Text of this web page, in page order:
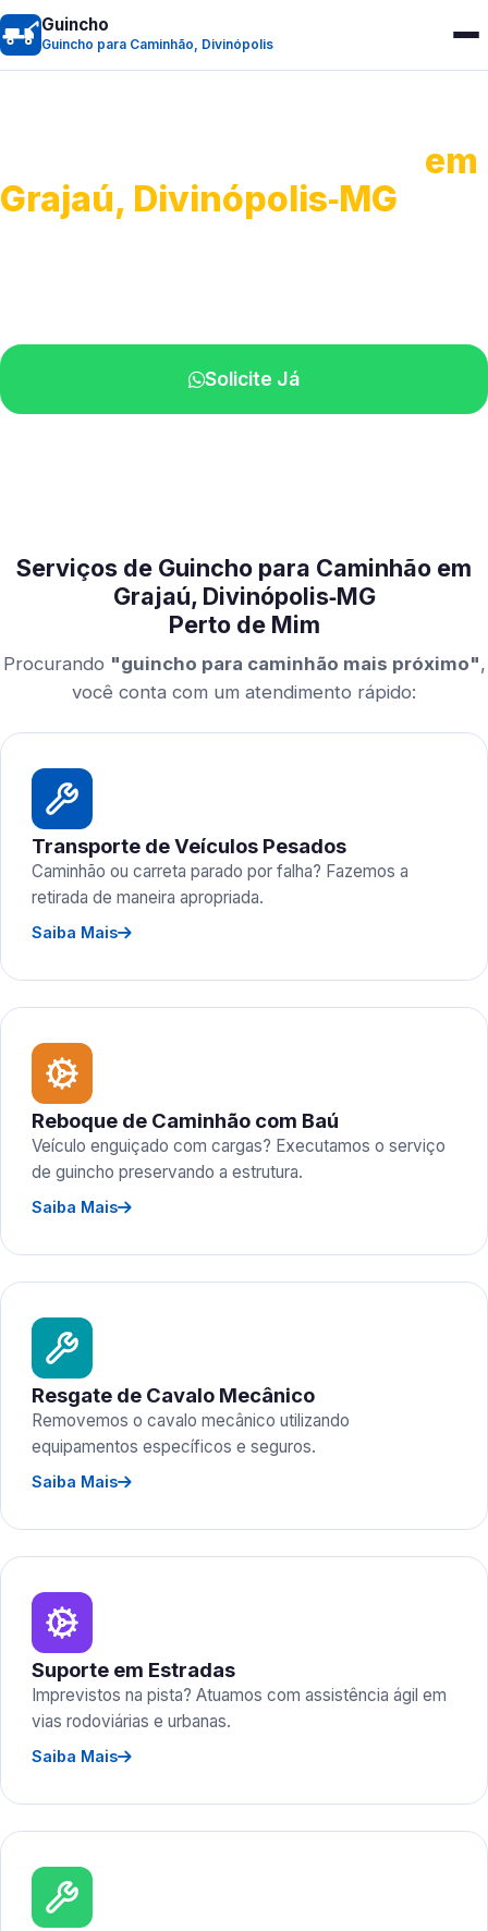
Guincho
Guincho para Caminhão, Divinópolis
em
Grajaú, Divinópolis‑MG
Solicite Já
Serviços de Guincho para Caminhão em
Grajaú, Divinópolis‑MG
Perto de Mim
Procurando "guincho para caminhão mais próximo",
você conta com um atendimento rápido:
Transporte de Veículos Pesados
Caminhão ou carreta parado por falha? Fazemos a
retirada de maneira apropriada.
Saiba Mais
Reboque de Caminhão com Baú
Veículo enguiçado com cargas? Executamos o serviço
de guincho preservando a estrutura.
Saiba Mais
Resgate de Cavalo Mecânico
Removemos o cavalo mecânico utilizando
equipamentos específicos e seguros.
Saiba Mais
Suporte em Estradas
Imprevistos na pista? Atuamos com assistência ágil em
vias rodoviárias e urbanas.
Saiba Mais